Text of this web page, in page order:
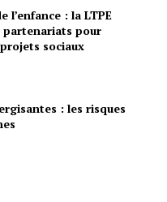
l’enfance : la LTPE
partenariats pour
sociaux
: les risques